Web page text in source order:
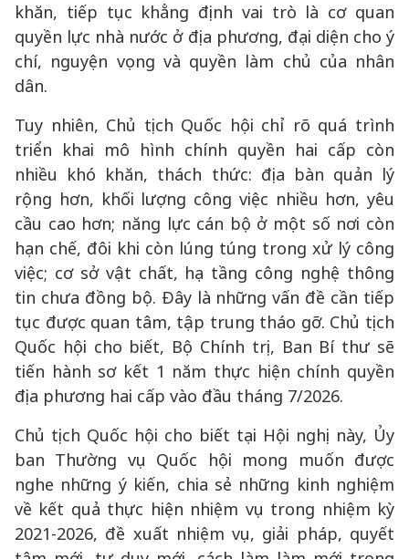
khăn, tiếp tục khẳng định vai trò là cơ quan
quyền lực nhà nước ở địa phương, đại diện cho ý
chí, nguyện vọng và quyền làm chủ của nhân
dân.
Tuy nhiên, Chủ tịch Quốc hội chỉ rõ quá trình
triển khai mô hình chính quyền hai cấp còn
nhiều khó khăn, thách thức: địa bàn quản lý
rộng hơn, khối lượng công việc nhiều hơn, yêu
cầu cao hơn; năng lực cán bộ ở một số nơi còn
hạn chế, đôi khi còn lúng túng trong xử lý công
việc; cơ sở vật chất, hạ tầng công nghệ thông
tin chưa đồng bộ. Đây là những vấn đề cần tiếp
tục được quan tâm, tập trung tháo gỡ. Chủ tịch
Quốc hội cho biết, Bộ Chính trị, Ban Bí thư sẽ
tiến hành sơ kết 1 năm thực hiện chính quyền
địa phương hai cấp vào đầu tháng 7/2026.
Chủ tịch Quốc hội cho biết tại Hội nghị này, Ủy
ban Thường vụ Quốc hội mong muốn được
nghe những ý kiến, chia sẻ những kinh nghiệm
về kết quả thực hiện nhiệm vụ trong nhiệm kỳ
2021-2026, đề xuất nhiệm vụ, giải pháp, quyết